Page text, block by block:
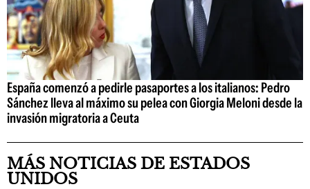
España comenzó a pedirle pasaportes a los italianos: Pedro
Sánchez lleva al máximo su pelea con Giorgia Meloni desde la
invasión migratoria a Ceuta
MÁS NOTICIAS DE ESTADOS
UNIDOS